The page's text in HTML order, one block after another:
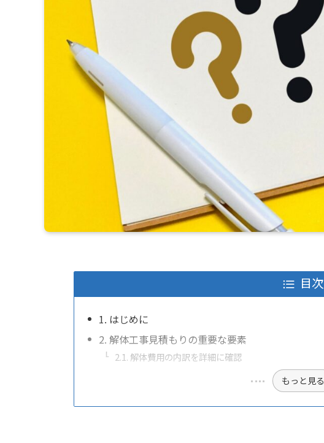
目次
1. はじめに
2. 解体工事見積もりの重要な要素
2.1. 解体費用の内訳を詳細に確認
もっと見る